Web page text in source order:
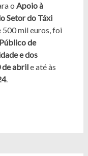
o Apoio à
Setor do Táxi
500 mil euros, foi
de
e dos
de abrile até às
.